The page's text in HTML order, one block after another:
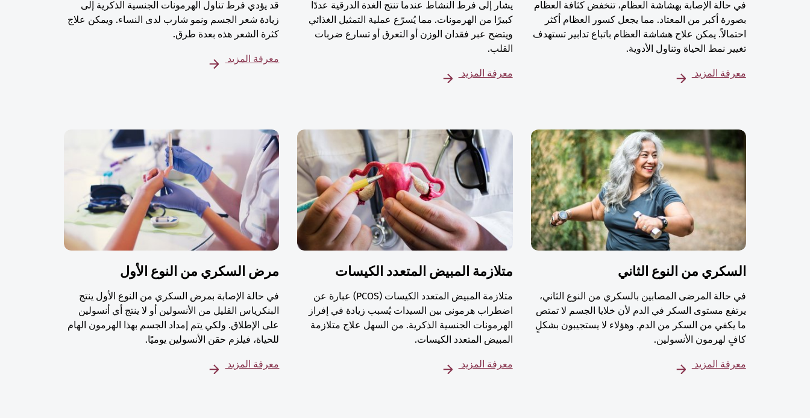
في حالة الإصابة بهشاشة العظام، تنخفض كثافة العظام
بصورة أكبر من المعتاد. مما يجعل كسور العظام أكثر
احتمالاً. يمكن علاج هشاشة العظام باتباع تدابير تستهدف
تغيير نمط الحياة وتناول الأدوية.
معرفة المزيد
يشار إلى فرط النشاط عندما تنتج الغدة الدرقية عددًا
كبيرًا من الهرمونات. مما يُسرّع عملية التمثيل الغذائي
ويتضح عبر فقدان الوزن أو التعرق أو تسارع ضربات
القلب.
معرفة المزيد
قد يؤدي فرط تناول الهرمونات الجنسية الذكرية إلى
زيادة شعر الجسم ونمو شارب لدى النساء. ويمكن علاج
كثرة الشعر هذه بعدة طرق.
معرفة المزيد
السكري من النوع الثاني
في حالة المرضى المصابين بالسكري من النوع الثاني،
يرتفع مستوى السكر في الدم لأن خلايا الجسم لا تمتص
ما يكفي من السكر من الدم. وهؤلاء لا يستجيبون بشكلٍ
كافٍ لهرمون الأنسولين.
معرفة المزيد
متلازمة المبيض المتعدد الكيسات
متلازمة المبيض المتعدد الكيسات (PCOS) عبارة عن
اضطراب هرموني بين السيدات يُسبب زيادة في إفراز
الهرمونات الجنسية الذكرية. من السهل علاج متلازمة
المبيض المتعدد الكيسات.
معرفة المزيد
مرض السكري من النوع الأول
في حالة الإصابة بمرض السكري من النوع الأول ينتج
البنكرياس القليل من الأنسولين أو لا ينتج أي أنسولين
على الإطلاق. ولكي يتم إمداد الجسم بهذا الهرمون الهام
للحياة، فيلزم حقن الأنسولين يوميًا.
معرفة المزيد